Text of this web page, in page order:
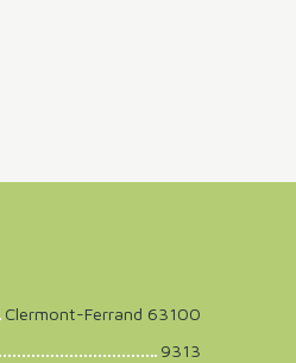
Clermont-Ferrand 63100
9313